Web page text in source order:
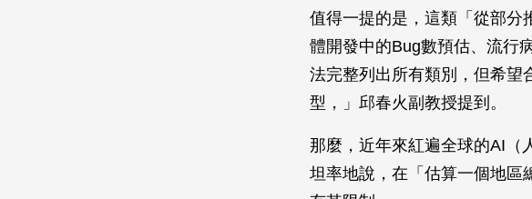
值得一提的是，這類「從部分
體開發中的Bug數預估、流行
法完整列出所有類別，但希望
型，」邱春火副教授提到。
那麼，近年來紅遍全球的AI（
坦率地說，在「估算一個地區